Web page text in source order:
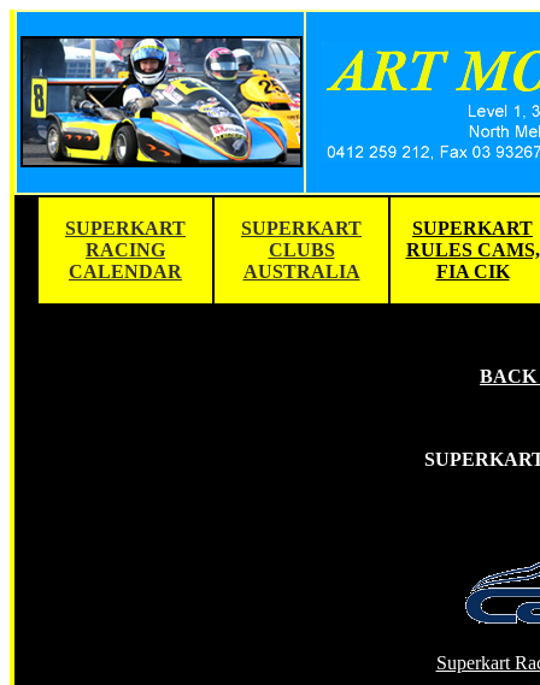
SUPERKART
RACING
CALENDAR
SUPERKART
CLUBS
AUSTRALIA
SUPERKART
RULES CAMS,
FIA CIK
BACK
Superkart